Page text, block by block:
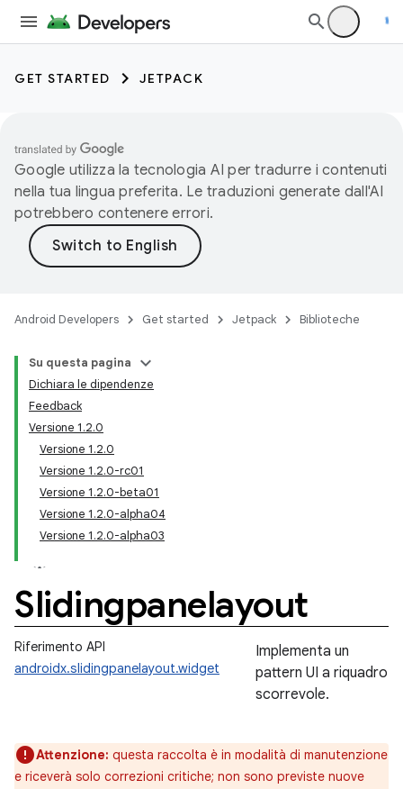
GET STARTED JETPACK
Google utilizza la tecnologia AI per tradurre i contenuti
nella tua lingua preferita. Le traduzioni generate dall'AI
potrebbero contenere errori.
Android Developers Get started Jetpack Biblioteche
Su questa pagina
Dichiara le dipendenze
Feedback
Versione 1.2.0
Versione 1.2.0
Versione 1.2.0-rc01
Versione 1.2.0-beta01
Versione 1.2.0-alpha04
Versione 1.2.0-alpha03
Slidingpanelayout
Riferimento API
androidx.slidingpanelayout.widget
Implementa un
pattern UI a riquadro
scorrevole.
Attenzione: questa raccolta è in modalità di manutenzione
e riceverà solo correzioni critiche; non sono previste nuove